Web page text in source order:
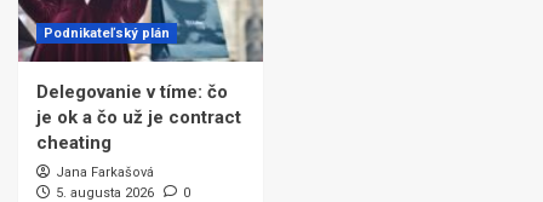
Podnikateľský plán
Delegovanie v tíme: čo
je ok a čo už je contract
cheating
Jana Farkašová
5. augusta 2026
0